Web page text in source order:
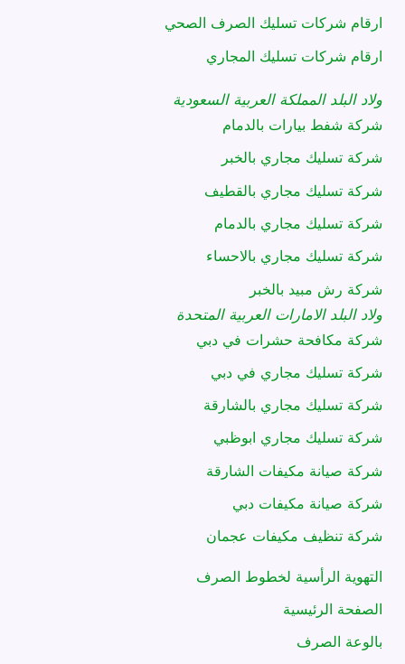
ارقام شركات تسليك الصرف الصحي
ارقام شركات تسليك المجاري
ولاد البلد المملكة العربية السعودية
شركة شفط بيارات بالدمام
شركة تسليك مجاري بالخبر
شركة تسليك مجاري بالقطيف
شركة تسليك مجاري بالدمام
شركة تسليك مجاري بالاحساء
شركة رش مبيد بالخبر
ولاد البلد الامارات العربية المتحدة
شركة مكافحة حشرات في دبي
شركة تسليك مجاري في دبي
شركة تسليك مجاري بالشارقة
شركة تسليك مجاري ابوظبي
شركة صيانة مكيفات الشارقة
شركة صيانة مكيفات دبي
شركة تنظيف مكيفات عجمان
التهوية الرأسية لخطوط الصرف
الصفحة الرئيسية
بالوعة الصرف